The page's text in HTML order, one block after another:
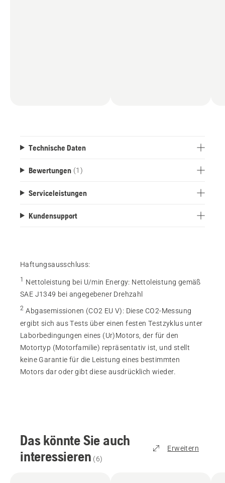
Technische Daten
Bewertungen (1)
Serviceleistungen
Kundensupport
Haftungsausschluss:
1 Nettoleistung bei U/min Energy: Nettoleistung gemäß
SAE J1349 bei angegebener Drehzahl
2 Abgasemissionen (CO2 EU V): Diese CO2-Messung
ergibt sich aus Tests über einen festen Testzyklus unter
Laborbedingungen eines (Ur)Motors, der für den
Motortyp (Motorfamilie) repräsentativ ist, und stellt
keine Garantie für die Leistung eines bestimmten
Motors dar oder gibt diese ausdrücklich wieder.
Das könnte Sie auch
interessieren (6)
Erweitern